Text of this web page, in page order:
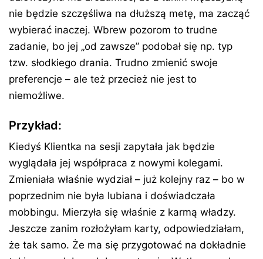
nie będzie szczęśliwa na dłuższą metę, ma zacząć
wybierać inaczej. Wbrew pozorom to trudne
zadanie, bo jej „od zawsze” podobał się np. typ
tzw. słodkiego drania. Trudno zmienić swoje
preferencje – ale też przecież nie jest to
niemożliwe.
Przykład:
Kiedyś Klientka na sesji zapytała jak będzie
wyglądała jej współpraca z nowymi kolegami.
Zmieniała właśnie wydział – już kolejny raz – bo w
poprzednim nie była lubiana i doświadczała
mobbingu. Mierzyła się właśnie z karmą władzy.
Jeszcze zanim rozłożyłam karty, odpowiedziałam,
że tak samo. Że ma się przygotować na dokładnie